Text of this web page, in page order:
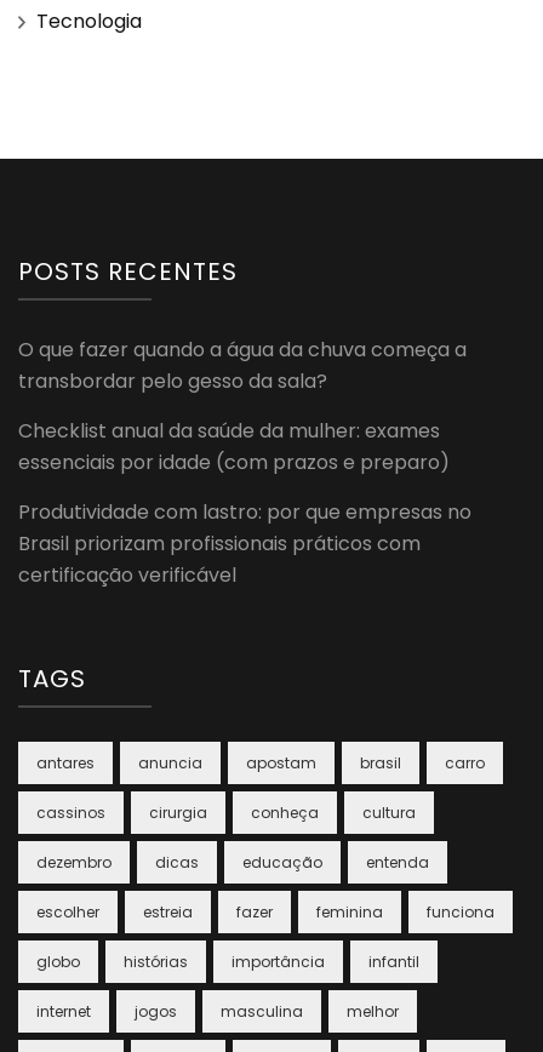
Tecnologia
POSTS RECENTES
O que fazer quando a água da chuva começa a
transbordar pelo gesso da sala?
Checklist anual da saúde da mulher: exames
essenciais por idade (com prazos e preparo)
Produtividade com lastro: por que empresas no
Brasil priorizam profissionais práticos com
certificação verificável
TAGS
antares anuncia apostam brasil carro
cassinos cirurgia conheça cultura
dezembro dicas educação entenda
escolher estreia fazer feminina funciona
globo histórias importância infantil
internet jogos masculina melhor